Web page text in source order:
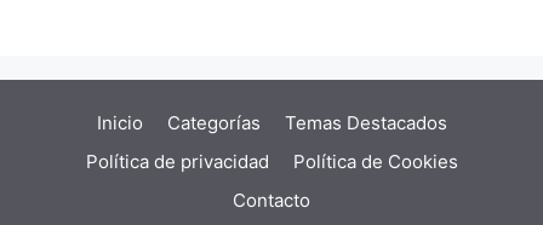
Inicio Categorías
Temas Destacados
Política de privacidad
Política de Cookies
Contacto